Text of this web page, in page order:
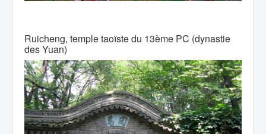
Ruicheng, temple taoïste du 13ème PC (dynastie
des Yuan)